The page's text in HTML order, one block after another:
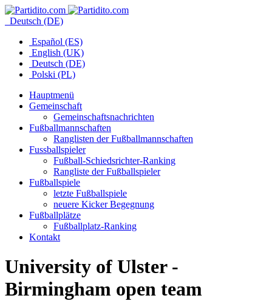
Deutsch (DE)
Español (ES)
English (UK)
Deutsch (DE)
Polski (PL)
Hauptmenü
Gemeinschaft
Gemeinschaftsnachrichten
Fußballmannschaften
Ranglisten der Fußballmannschaften
Fussballspieler
Fußball-Schiedsrichter-Ranking
Rangliste der Fußballspieler
Fußballspiele
letzte Fußballspiele
neuere Kicker Begegnung
Fußballplätze
Fußballplatz-Ranking
Kontakt
University of Ulster -
Birmingham open team